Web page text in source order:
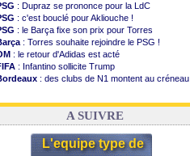
: Dupraz se prononce pour la LdC
: c'est bouclé pour Akliouche !
: le Barça fixe son prix pour Torres
: Torres souhaite rejoindre le PSG !
: le retour d'Adidas est acté
: Infantino sollicite Trump
: des clubs de N1 montent au créneau
: le démenti de Leipzig pour Diomandé
A SUIVRE
L'equipe type de